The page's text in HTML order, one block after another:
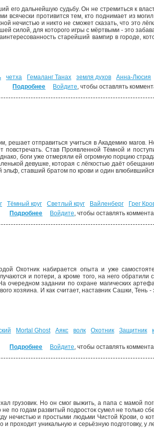
его дальнейшую судьбу. Он не стремиться к
всячески противится тем, кто поднимает из
нечистью и никто не сможет сказать, что это
силой, для которого игры с мёртвыми - это
старейший вампир в городе,
четха Гемаланг Танах земля духов
Анна-Люсия
Подробнее о Такая работа. ("Некромант" - 1)
Войдите, чтобы оставлять
решает отправиться учиться в Академию магов.
Став Проявленной Тёмной и
боги уже отмеряли ей огромную порцию
девушке, которая с лёгкостью даёт
ставший братом по крови и один
Тёмный круг Светлый круг Вайленберг
Грег
Подробнее о Проклятие некроманта.
Войдите, чтобы оставлять
Охотник набирается опыта и уже
и потери, а кроме того, на него обратили
очередном задании по охране магических
хозяина. И как считает, наставник Сашки, Тень -
Mortal Ghost Аякс волк Охотник Защитник
Подробнее о Чёрный потоп. ("Войны крови" - 2)
Войдите, чтобы оставлять
грузовик. Но он смог выжить, а папа с мамой
по годам развитый подросток сумел не только
нечистью и простыми людьми Чистой Крови, о
уникальную и серьёзную подготовку, у